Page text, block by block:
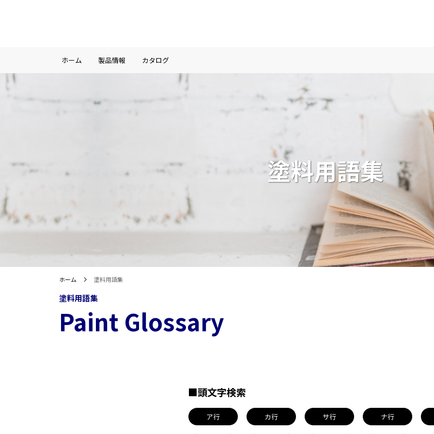
ホーム 製品情報 カタログ
塗料用語集
ホーム 塗料用語集
塗料用語集
Paint Glossary
■頭文字検索
ア行 カ行 サ行 ナ行